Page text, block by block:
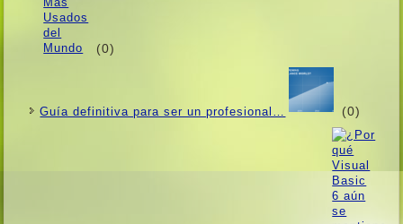
(0)
Guí­a definitiva para ser un profesional… (0)